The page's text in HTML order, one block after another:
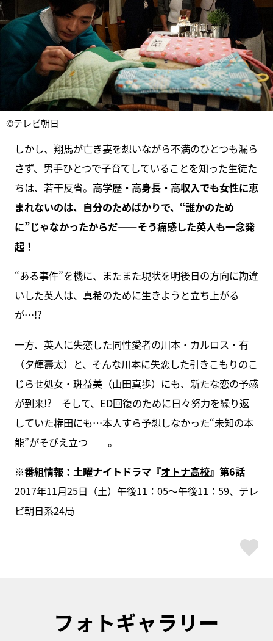
©テレビ朝日
しかし、翔馬が亡き妻を想いながら不満のひとつも漏ら
さず、男手ひとつで子育てしていることを知った生徒た
ちは、若干反省。 高学歴・高身長・高収入でも女性に恵
まれないのは、自分のためばかりで、“誰かのため
に”じゃなかったからだ――そう痛感した英人も一念発
起！
“ある事件”を機に、またまた現状を明後日の方向に勘違
いした英人は、真希のために生きようと立ち上がる
が…!?
一方、英人に失恋した同性愛者の川本・カルロス・有
（夕輝壽太）と、そんな川本に失恋した引きこもりのこ
じらせ処女・斑益美（山田真歩）にも、新たな恋の予感
が到来!? そして、ED回復のために日々努力を繰り返
していた権田にも…本人すら予想しなかった“未知の本
能”がそびえ立つ――。
※番組情報：土曜ナイトドラマ『オトナ高校』第6話
2017年11月25日（土）午後11：05～午後11：59、テレ
ビ朝日系24局
フォトギャラリー